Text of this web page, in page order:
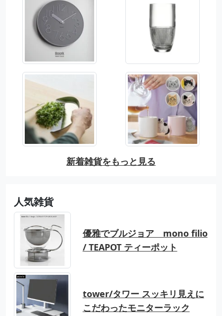
新着雑貨をもっと見る
人気雑貨
優雅でブルジョア mono filio
/ TEAPOT ティーポット
tower/タワー スッキリ見えに
こだわったモニターラック